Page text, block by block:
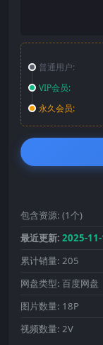
普通用户:
VIP会员:
永久会员:
包含资源: (1个)
最近更新: 2025-
累计销量: 205
网盘类型: 百度网盘
图片数量: 18P
视频数量: 2V